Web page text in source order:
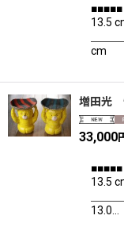
13.5
＿＿
増田光
33,000
13.5
＿＿
13.0…